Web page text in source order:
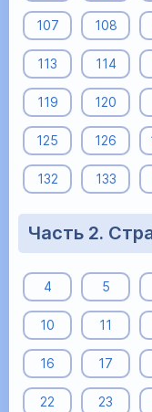
107 108
113 114
119 120
125 126
132 133
Часть 2.
4 5
10 11
16 17
22 23